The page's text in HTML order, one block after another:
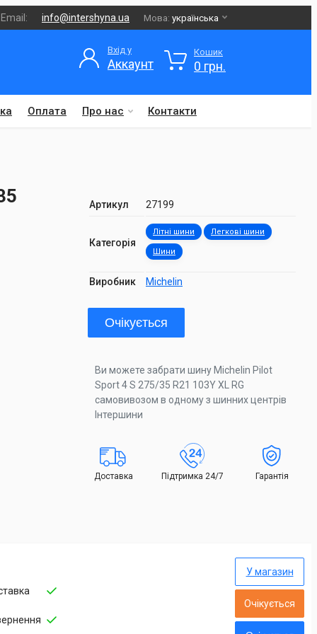
Email: info@intershyna.ua Мова: українська
Оплата Про нас Контакти
Вхід у
Аккаунт
Кошик
0 грн.
Артикул 27199
Категорія
Літні шини Легкові шини
Шини
Виробник Michelin
Очікується
Ви можете забрати шину Michelin Pilot
Sport 4 S 275/35 R21 103Y XL RG
самовивозом в одному з шинних центрів
Інтершини
Доставка Підтримка 24/7 Гарантія
У магазин
Очікується